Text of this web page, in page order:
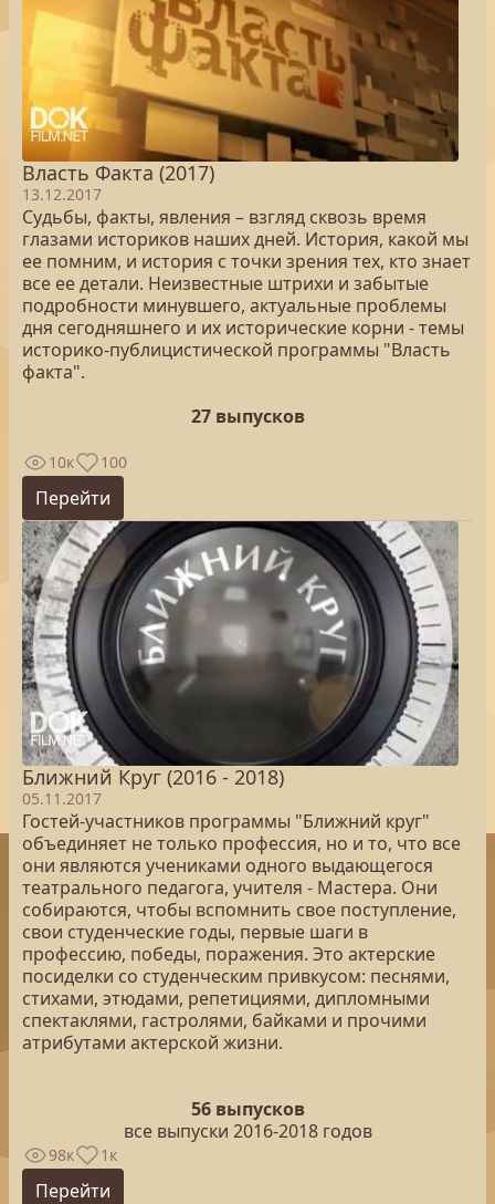
Власть Факта (2017)
13.12.2017
Судьбы, факты, явления – взгляд сквозь время
глазами историков наших дней. История, какой мы
ее помним, и история с точки зрения тех, кто знает
все ее детали. Неизвестные штрихи и забытые
подробности минувшего, актуальные проблемы
дня сегодняшнего и их исторические корни - темы
историко-публицистической программы "Власть
факта".
27 выпусков
10к 100
Перейти
Ближний Круг (2016 - 2018)
05.11.2017
Гостей-участников программы "Ближний круг"
объединяет не только профессия, но и то, что все
они являются учениками одного выдающегося
театрального педагога, учителя - Мастера. Они
собираются, чтобы вспомнить свое поступление,
свои студенческие годы, первые шаги в
профессию, победы, поражения. Это актерские
посиделки со студенческим привкусом: песнями,
стихами, этюдами, репетициями, дипломными
спектаклями, гастролями, байками и прочими
атрибутами актерской жизни.
56 выпусков
все выпуски 2016-2018 годов
98к 1к
Перейти